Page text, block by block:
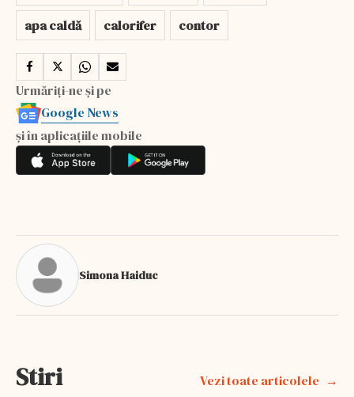
apa caldă
calorifer contor
Urmăriți-ne și pe
Google News
și în aplicațiile mobile
Simona Haiduc
Stiri Vezi toate articolele